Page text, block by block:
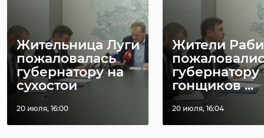
Жительница Луги
пожаловалась
губернатору на
сухостои
20 июля, 16:00
Жители
губернатору
гонщиков ...
20 июля, 16:04